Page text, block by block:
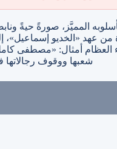
المميَّز، صورةً حيةً
عهد «الخديو
أمثال: «مصطفى
شعبها ووقوف